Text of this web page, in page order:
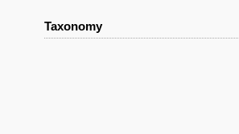
Taxonomy